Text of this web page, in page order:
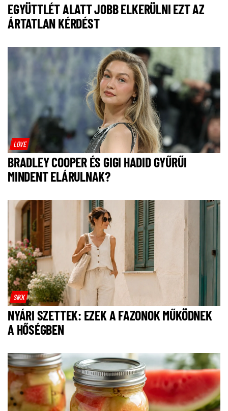
EGYÜTTLÉT ALATT JOBB ELKERÜLNI EZT AZ
ÁRTATLAN KÉRDÉST
LOVE
BRADLEY COOPER ÉS GIGI HADID GYŰRŰI
MINDENT ELÁRULNAK?
SIKK
NYÁRI SZETTEK: EZEK A FAZONOK MŰKÖDNEK
A HŐSÉGBEN